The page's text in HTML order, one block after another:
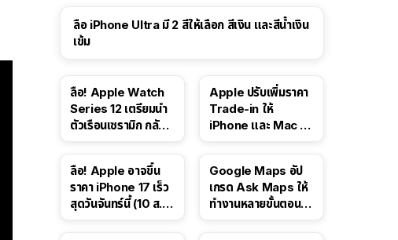
ลือ iPhone Ultra มี 2 สีให้เลือก สีเงิน และสีน้ำเงิน
เข้ม
ลือ! Apple Watch
Series 12 เตรียมนำ
ตัวเรือนเซรามิก กลับ
Apple ปรับเพิ่มราคา
Trade-in ให้
iPhone และ Mac ใน
ลือ! Apple อาจขึ้น
ราคา iPhone 17 เร็ว
สุดวันจันทร์นี้ (10 ส.ค.
Google Maps อัป
เกรด Ask Maps ให้
ทำงานหลายขั้นตอนได้